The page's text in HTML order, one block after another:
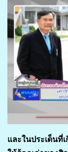
และในประเด็นที่